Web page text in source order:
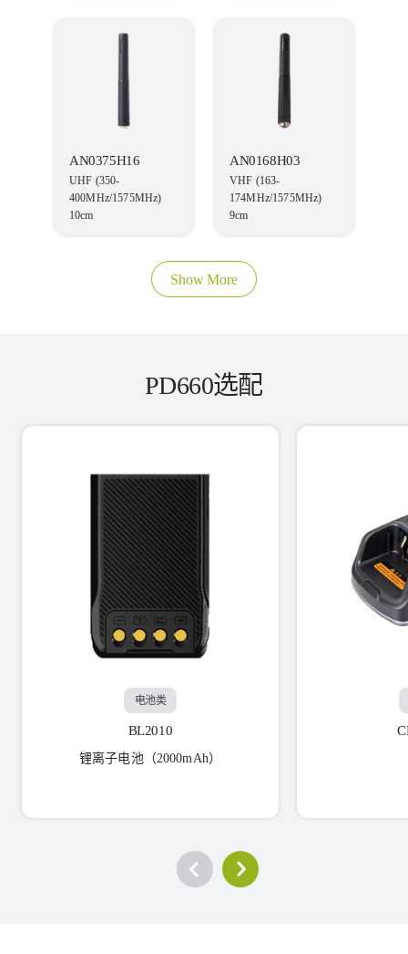
AN0375H16
UHF (350-
400MHz/1575MHz)
10cm
AN0168H03
VHF (163-
174MHz/1575MHz)
9cm
Show More
PD660选配
电池类
BL2010
锂离子电池（2000mAh）